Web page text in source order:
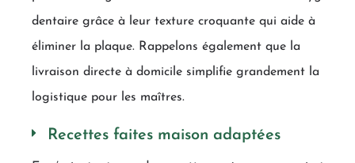
dentaire grâce à leur texture croquante qui aide à
éliminer la plaque. Rappelons également que la
livraison directe à domicile simplifie grandement la
logistique pour les maîtres.
Recettes faites maison adaptées